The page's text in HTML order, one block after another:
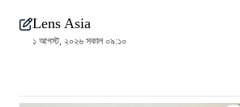
Lens Asia
১ আগস্ট, ২০২৬ সকাল ০৯:১০